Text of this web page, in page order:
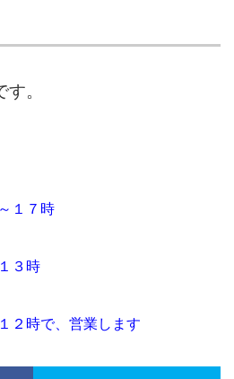
。
１７時
３時
２時で、営業します